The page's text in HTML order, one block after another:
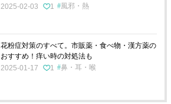
2025-02-03
1 風邪・熱
花粉症対策のすべて。市販薬・食べ物・漢方薬の
おすすめ！痒い時の対処法も
2025-01-17
1 鼻・耳・喉